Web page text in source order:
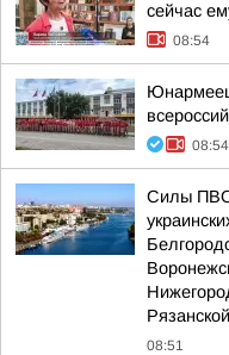
сейчас
08:54
Юнармеец
08:54
Силы ПВО
08:51